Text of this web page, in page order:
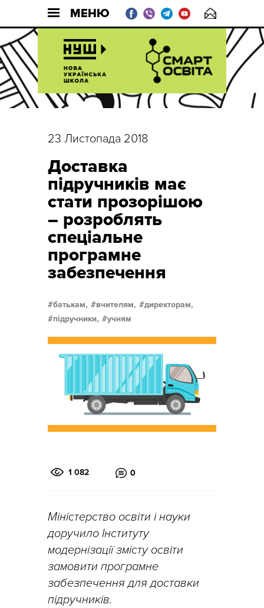
МЕНЮ
23 Листопада 2018
Доставка
підручників має
стати прозорішою
– розроблять
спеціальне
програмне
забезпечення
батькам, вчителям,
директорам,
підручники,
учням
1 082 0
Міністерство освіти і науки
доручило Інституту
модернізації змісту освіти
замовити програмне
забезпечення для доставки
підручників.